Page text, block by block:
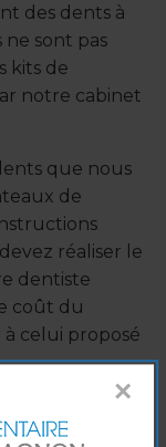
des dents à
ne sont pas
kits de
notre cabinet
que nous
de
réaliser le
dentiste
coût du
celui proposé
des
les
×